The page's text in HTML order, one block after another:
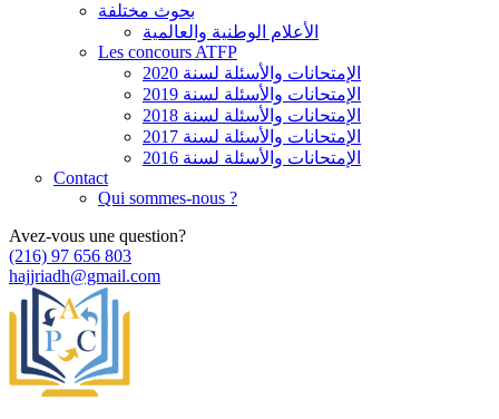
بحوث مختلفة
الأعلام الوطنية والعالمية
Les concours ATFP
الإمتحانات والأسئلة لسنة 2020
الإمتحانات والأسئلة لسنة 2019
الإمتحانات والأسئلة لسنة 2018
الإمتحانات والأسئلة لسنة 2017
الإمتحانات والأسئلة لسنة 2016
Contact
Qui sommes-nous ?
Avez-vous une question?
(216) 97 656 803
hajjriadh@gmail.com